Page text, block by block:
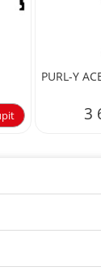
PURL-Y
3